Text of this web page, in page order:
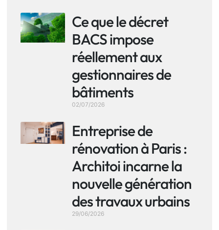
Ce que le décret
BACS impose
réellement aux
gestionnaires de
bâtiments
02/07/2026
Entreprise de
rénovation à Paris :
Architoi incarne la
nouvelle génération
des travaux urbains
29/06/2026